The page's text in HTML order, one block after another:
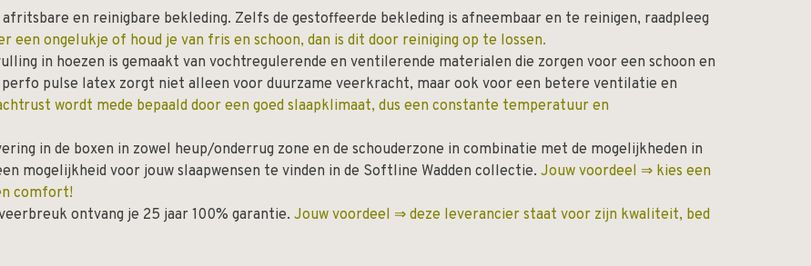
en reinigbare bekleding. Zelfs de gestoffeerde bekleding is afneembaar en te reinigen, raadpleeg
een ongelukje of houd je van fris en schoon, dan is dit door reiniging op te lossen.
in hoezen is gemaakt van vochtregulerende en ventilerende materialen die zorgen voor een schoon en
pulse latex zorgt niet alleen voor duurzame veerkracht, maar ook voor een betere ventilatie en
wordt mede bepaald door een goed slaapklimaat, dus een constante temperatuur en
in de boxen in zowel heup/onderrug zone en de schouderzone in combinatie met de mogelijkheden in
mogelijkheid voor jouw slaapwensen te vinden in de Softline Wadden collectie. Jouw voordeel ⇒ kies een
comfort!
ontvang je 25 jaar 100% garantie. Jouw voordeel ⇒ deze leverancier staat voor zijn kwaliteit, bed